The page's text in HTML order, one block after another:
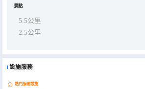
景點
5.5公里
2.5公里
設施服務
熱門服務設施